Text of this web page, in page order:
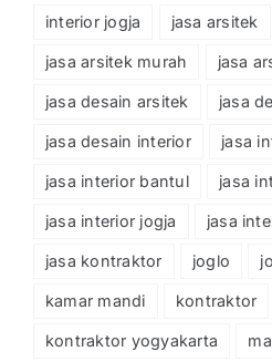
interior jogja jasa arsitek
jasa arsitek murah jasa
jasa desain arsitek jasa
jasa desain interior jasa
jasa interior bantul jasa
jasa interior jogja jasa
jasa kontraktor joglo
kamar mandi kontraktor
kontraktor yogyakarta